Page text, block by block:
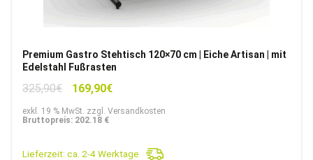
Premium Gastro Stehtisch 120×70 cm | Eiche Artisan | mit
Edelstahl Fußrasten
325,90€
Ursprünglicher
war:
169,90€Aktueller
ist:
exkl. 19 % MwSt. zzgl. Versandkosten
Bruttopreis: 202.18 €
Lieferzeit: ca. 2-4 Werktage